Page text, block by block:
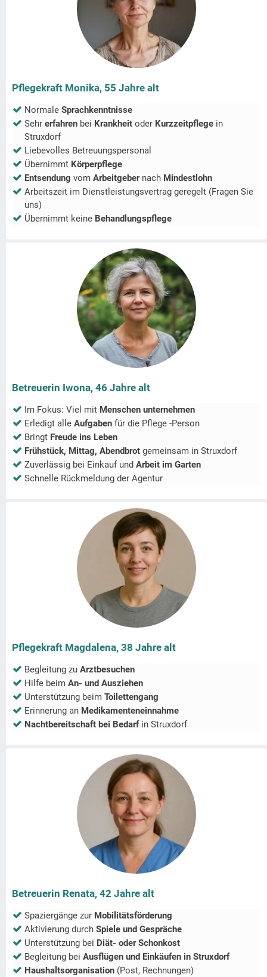
Pflegekraft Monika, 55 Jahre alt
Normale Sprachkenntnisse
Sehr erfahren bei Krankheit oder Kurzzeitpflege in
Struxdorf
Liebevolles Betreuungspersonal
Übernimmt Körperpflege
Entsendung vom Arbeitgeber nach Mindestlohn
Arbeitszeit im Dienstleistungsvertrag geregelt (Fragen Sie
uns)
Übernimmt keine Behandlungspflege
Betreuerin Iwona, 46 Jahre alt
Im Fokus: Viel mit Menschen unternehmen
Erledigt alle Aufgaben für die Pflege -Person
Bringt Freude ins Leben
Frühstück, Mittag, Abendbrot gemeinsam in Struxdorf
Zuverlässig bei Einkauf und Arbeit im Garten
Schnelle Rückmeldung der Agentur
Pflegekraft Magdalena, 38 Jahre alt
Begleitung zu Arztbesuchen
Hilfe beim An- und Ausziehen
Unterstützung beim Toilettengang
Erinnerung an Medikamenteneinnahme
Nachtbereitschaft bei Bedarfin Struxdorf
Betreuerin Renata, 42 Jahre alt
Spaziergänge zur Mobilitätsförderung
Aktivierung durch Spiele und Gespräche
Unterstützung bei Diät- oder Schonkost
Begleitung bei Ausflügen und Einkäufen in Struxdorf
Haushaltsorganisation (Post, Rechnungen)